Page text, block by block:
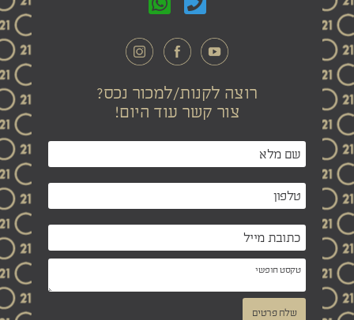
רוצה לקנות/למכור נכס?
צור קשר עוד היום!
שלח פרטים